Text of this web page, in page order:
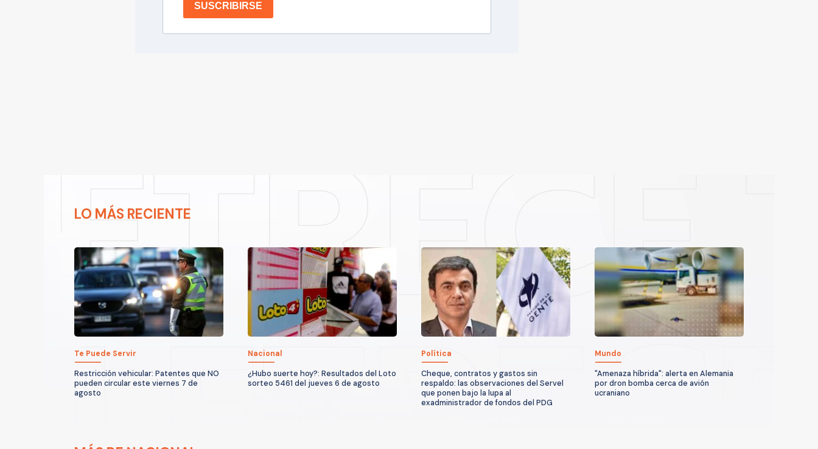
SUSCRIBIRSE
LO MÁS RECIENTE
Te Puede Servir
Restricción vehicular: Patentes que NO
pueden circular este viernes 7 de
agosto
Nacional
¿Hubo suerte hoy?: Resultados del Loto
sorteo 5461 del jueves 6 de agosto
Política
Cheque, contratos y gastos sin
respaldo: las observaciones del Servel
que ponen bajo la lupa al
exadministrador de fondos del PDG
Mundo
"Amenaza híbrida": alerta en Alemania
por dron bomba cerca de avión
ucraniano